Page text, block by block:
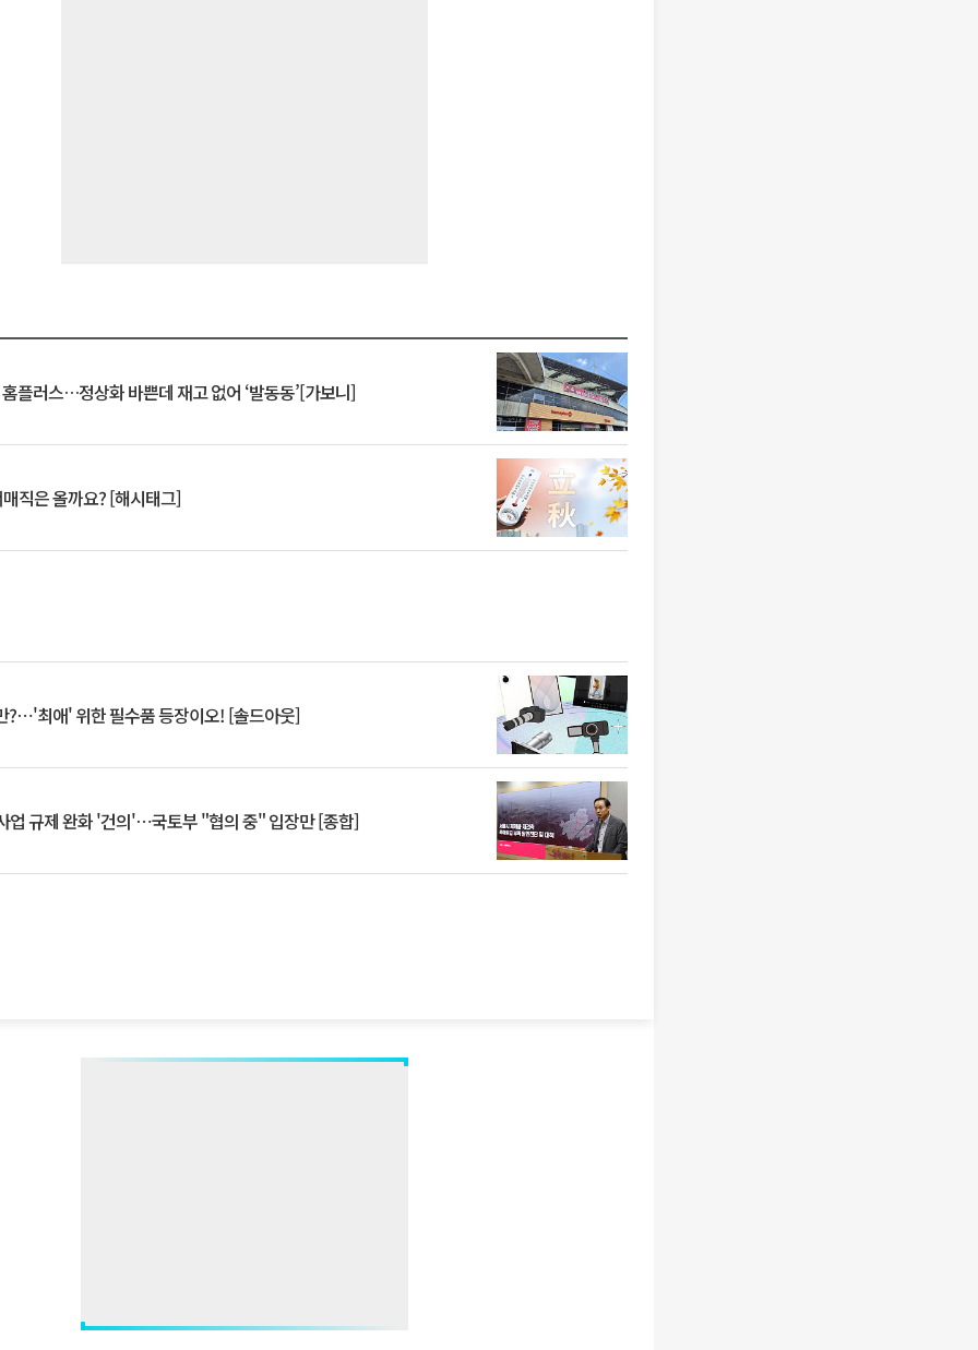
플러스…정상화 바쁜데 재고 없어 ‘발동동’[가보니]
직은 올까요? [해시태그]
?⋯'최애' 위한 필수품 등장이오! [솔드아웃]
업 규제 완화 '건의'⋯국토부 "협의 중" 입장만 [종합]